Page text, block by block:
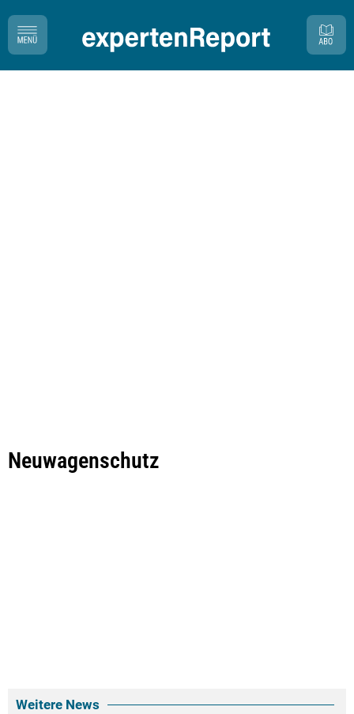
Neuwagenschutz
Weitere News